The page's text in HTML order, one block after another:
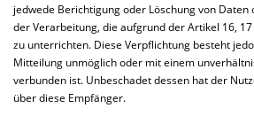
jedwede Berichtigung oder Löschung von Daten
der Verarbeitung, die aufgrund der Artikel 16, 17
zu unterrichten. Diese Verpflichtung besteht
Mitteilung unmöglich oder mit einem
verbunden ist. Unbeschadet dessen hat der
über diese Empfänger.